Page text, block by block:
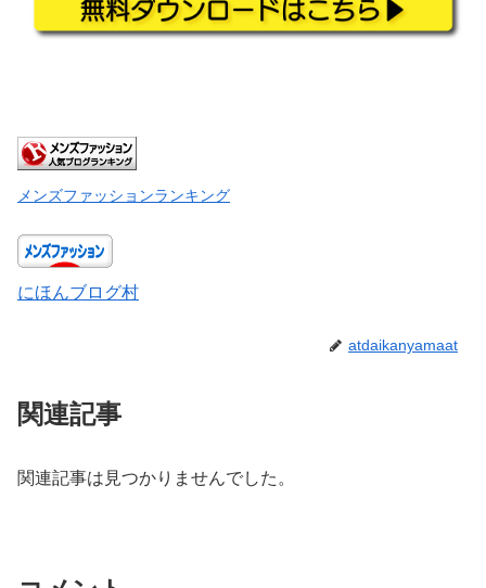
メンズファッションランキング
にほんブログ村
atdaikanyamaat
関連記事
関連記事は見つかりませんでした。